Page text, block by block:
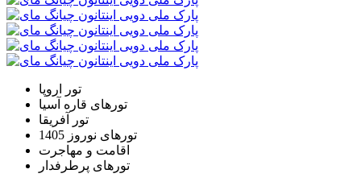
تور اروپا
تورهای قاره آسیا
تور آفریقا
تورهای نوروز 1405
اقامت و مهاجرت
تورهای پرطرفدار